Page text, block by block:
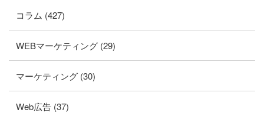
コラム (427)
WEBマーケティング (29)
マーケティング (30)
Web広告 (37)